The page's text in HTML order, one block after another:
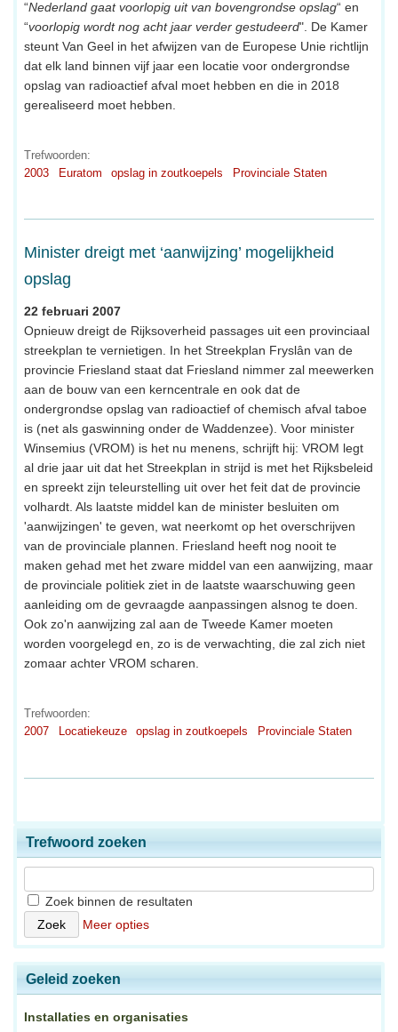
“Nederland gaat voorlopig uit van bovengrondse opslag“ en
“voorlopig wordt nog acht jaar verder gestudeerd". De Kamer
steunt Van Geel in het afwijzen van de Europese Unie richtlijn
dat elk land binnen vijf jaar een locatie voor ondergrondse
opslag van radioactief afval moet hebben en die in 2018
gerealiseerd moet hebben.
Trefwoorden:
2003
Euratom opslag in zoutkoepels Provinciale Staten
Minister dreigt met ‘aanwijzing’ mogelijkheid
opslag
22 februari 2007
Opnieuw dreigt de Rijksoverheid passages uit een provinciaal
streekplan te vernietigen. In het Streekplan Fryslân van de
provincie Friesland staat dat Friesland nimmer zal meewerken
aan de bouw van een kerncentrale en ook dat de
ondergrondse opslag van radioactief of chemisch afval taboe
is (net als gaswinning onder de Waddenzee). Voor minister
Winsemius (VROM) is het nu menens, schrijft hij: VROM legt
al drie jaar uit dat het Streekplan in strijd is met het Rijksbeleid
en spreekt zijn teleurstelling uit over het feit dat de provincie
volhardt. Als laatste middel kan de minister besluiten om
'aanwijzingen' te geven, wat neerkomt op het overschrijven
van de provinciale plannen. Friesland heeft nog nooit te
maken gehad met het zware middel van een aanwijzing, maar
de provinciale politiek ziet in de laatste waarschuwing geen
aanleiding om de gevraagde aanpassingen alsnog te doen.
Ook zo'n aanwijzing zal aan de Tweede Kamer moeten
worden voorgelegd en, zo is de verwachting, die zal zich niet
zomaar achter VROM scharen.
Trefwoorden:
2007
Locatiekeuze opslag in zoutkoepels Provinciale Staten
Trefwoord zoeken
Zoek binnen de resultaten
Meer opties
Geleid zoeken
Installaties en organisaties